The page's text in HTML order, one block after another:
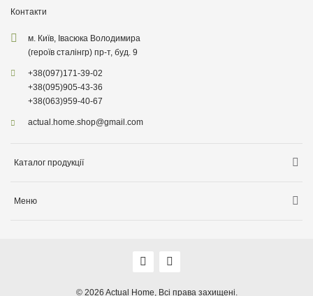
Контакти
м. Київ, Івасюка Володимира
(героїв сталінгр) пр-т, буд. 9
+38(097)171-39-02
+38(095)905-43-36
+38(063)959-40-67
actual.home.shop@gmail.com
Каталог продукції
Декор для дому
Меню
Оплата, доставка© 2026 Actual Home, Всі права захищені.